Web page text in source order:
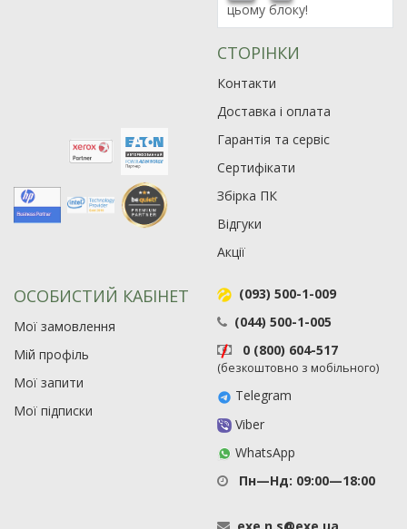
цьому блоку!
СТОРІНКИ
Контакти
Доставка і оплата
Гарантія та сервіс
Сертифікати
Збірка ПК
Відгуки
Акції
ОСОБИСТИЙ КАБІНЕТ
Мої замовлення
Мій профіль
Мої запити
Мої підписки
(093) 500-1-009
(044) 500-1-005
0 (800) 604-517
(безкоштовно з мобільного)
Telegram
Viber
WhatsApp
Пн—Нд: 09:00—18:00